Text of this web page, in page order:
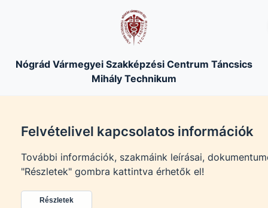
Nógrád Vármegyei Szakképzési Centrum Táncsics
Mihály Technikum
Felvételivel kapcsolatos információk
További információk, szakmáink leírásai,
"Részletek" gombra kattintva érhetők el!
Részletek